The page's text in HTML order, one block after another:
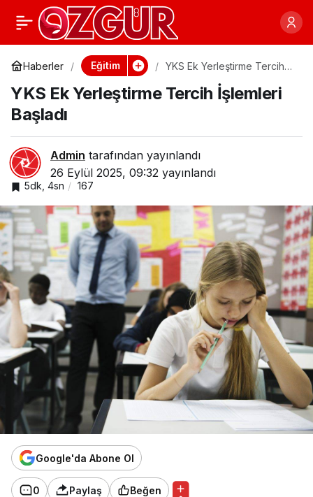
Haberler Eğitim
YKS Ek Yerleştirme Tercih
YKS Ek Yerleştirme Tercih İşlemleri
Başladı
Admin tarafından yayınlandı
26 Eylül 2025, 09:32 yayınlandı
5dk, 4sn 167
Google'da Abone Ol
0 Paylaş Beğen
Sağlıklı beslenme
okul başarısını
artırıyor!
Paylaş